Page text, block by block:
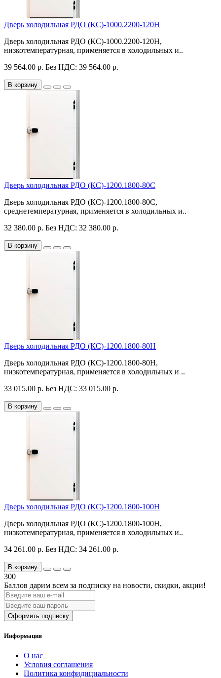
Дверь холодильная РДО (КС)-1000.2200-120Н
Дверь холодильная РДО (КС)-1000.2200-120Н,
низкотемпературная, применяется в холодильных и..
39 564.00 р. Без НДС: 39 564.00 р.
В корзину
Дверь холодильная РДО (КС)-1200.1800-80С
Дверь холодильная РДО (КС)-1200.1800-80С,
среднетемпературная, применяется в холодильных и..
32 380.00 р. Без НДС: 32 380.00 р.
В корзину
Дверь холодильная РДО (КС)-1200.1800-80Н
Дверь холодильная РДО (КС)-1200.1800-80Н,
низкотемпературная, применяется в холодильных и ..
33 015.00 р. Без НДС: 33 015.00 р.
В корзину
Дверь холодильная РДО (КС)-1200.1800-100Н
Дверь холодильная РДО (КС)-1200.1800-100Н,
низкотемпературная, применяется в холодильных и..
34 261.00 р. Без НДС: 34 261.00 р.
В корзину
300
Баллов дарим всем за подписку на новости, скидки, акции!
Оформить подписку
Информация
О нас
Условия соглашения
Политика конфидициальности